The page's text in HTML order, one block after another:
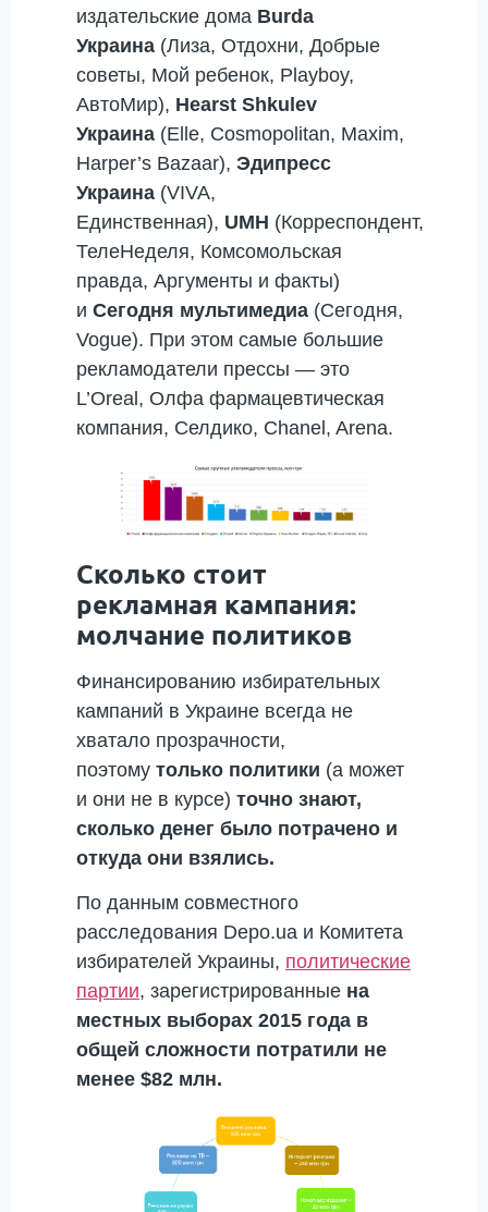
издательские дома Burda
Украина (Лиза, Отдохни, Добрые
советы, Мой ребенок, Playboy,
АвтоМир), Hearst Shkulev
Украина (Elle, Cosmopolitan, Maxim,
Harper’s Bazaar), Эдипресс
Украина (VIVA,
Единственная), UMH (Корреспондент,
ТелеНеделя, Комсомольская
правда, Аргументы и факты)
и Сегодня мультимедиа (Сегодня,
Vogue). При этом самые большие
рекламодатели прессы — это
L’Oreal, Олфа фармацевтическая
компания, Селдико, Chanel, Arena.
Сколько стоит
рекламная кампания:
молчание политиков
Финансированию избирательных
кампаний в Украине всегда не
хватало прозрачности,
поэтому только политики (а может
и они не в курсе) точно знают,
сколько денег было потрачено и
откуда они взялись.
По данным совместного
расследования Depo.ua и Комитета
избирателей Украины, политические
партии, зарегистрированные на
местных выборах 2015 года в
общей сложности потратили не
менее $82 млн.